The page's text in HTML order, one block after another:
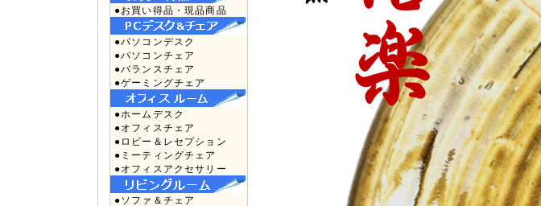
●お買い得品・現品商品
●パソコンデスク
●パソコンチェア
●バランスチェア
●ゲーミングチェア
●ホームデスク
●オフィスチェア
●ロビー＆レセプション
●ミーティングチェア
●オフィスアクセサリー
●ソファ＆チェア